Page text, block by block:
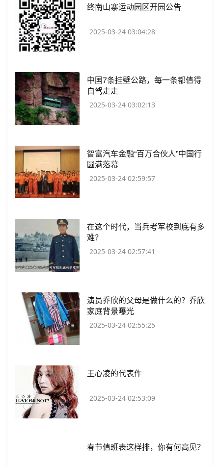
​终南山寨运动园区开园公告
2025-03-24 03:04:28
​中国7条挂壁公路，每一条都值得
自驾走走
2025-03-24 03:02:13
​智富汽车金融“百万合伙人”中国行
圆满落幕
2025-03-24 02:59:57
​在这个时代，当兵考军校到底有多
难？
2025-03-24 02:57:41
​演员乔欣的父母是做什么的？乔欣
家庭背景曝光
2025-03-24 02:55:25
​王心凌的代表作
2025-03-24 02:53:09
​春节值班表这样排，你有何高见？